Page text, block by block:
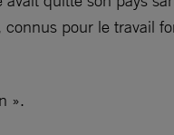
pour le travail
».